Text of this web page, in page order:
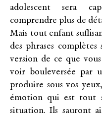
adolescent sera
comprendre plus de
Mais tout enfant
des phrases complètes
version de ce que
voir bouleversée par
produire sous vos
émotion qui est tout
situation. Ils sauront